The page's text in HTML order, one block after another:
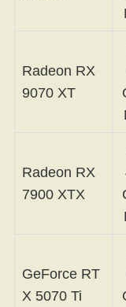
Radeon RX
9070 XT
Radeon RX
7900 XTX
GeForce RT
X 5070 Ti